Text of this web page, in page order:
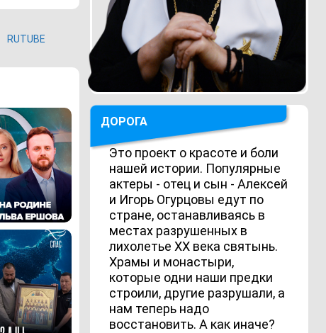
RUTUBE
ДОРОГА
Это проект о красоте и боли
нашей истории. Популярные
актеры - отец и сын - Алексей
и Игорь Огурцовы едут по
стране, останавливаясь в
местах разрушенных в
лихолетье ХХ века святынь.
Храмы и монастыри,
которые одни наши предки
строили, другие разрушали, а
нам теперь надо
восстановить. А как иначе?